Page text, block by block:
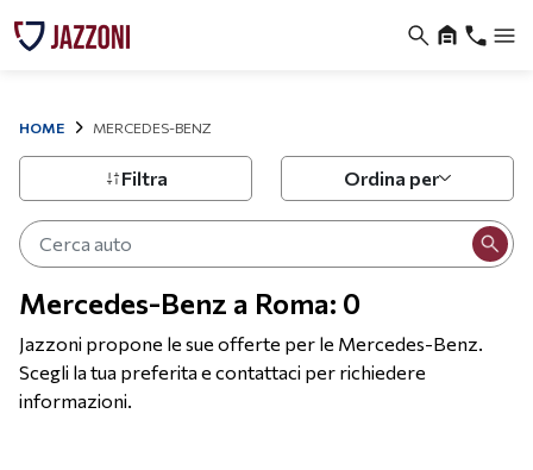
HOME MERCEDES-BENZ
Filtra Ordina per
Mercedes-Benz a Roma: 0
Jazzoni propone le sue offerte per le Mercedes-Benz.
Scegli la tua preferita e contattaci per richiedere
informazioni.